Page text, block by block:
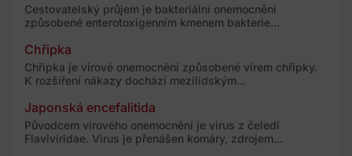
Cestovatelský průjem je bakteriální onemocnění
způsobené enterotoxigenním kmenem bakterie...
Chřipka
Chřipka je virové onemocnění způsobené virem chřipky.
K rozšíření nákazy dochází mezilidským...
Japonská encefalitida
Původcem virového onemocnění je virus z čeledi
Flaviviridae. Virus je přenášen komáry, zdrojem...